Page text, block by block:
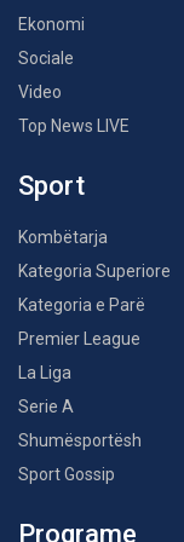
Ekonomi
Sociale
Video
Top News LIVE
Sport
Kombëtarja
Kategoria Superiore
Kategoria e Parë
Premier League
La Liga
Serie A
Shumësportësh
Sport Gossip
Programe